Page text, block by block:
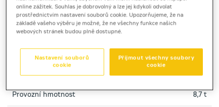
TECHNICKÉ PARAMETRY
Výkon motoru 55 kW
Max. pracovní šířka 4,6 m
Provozní hmotnost 8,7 t
online zážitek. Souhlas je dobrovolný a lze jej kdykoli odvolat
prostřednictvím nastavení souborů cookie. Upozorňujeme, že na
základě vašeho výběru je možné, že ne všechny funkce našich
webových stránek budou plně dostupné.
Přijmout všechny soubory
cookie
Nastavení souborů
cookie